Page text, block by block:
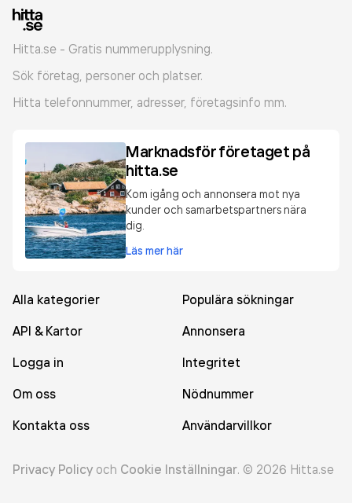
Hitta.se - Gratis nummerupplysning.
Sök företag, personer och platser.
Hitta telefonnummer, adresser, företagsinfo mm.
Marknadsför företaget på
hitta.se
Kom igång och annonsera mot nya
kunder och samarbetspartners nära
dig.
Läs mer här
Alla kategorier
Populära sökningar
API & Kartor
Annonsera
Logga in
Integritet
Om oss
Nödnummer
Kontakta oss
Användarvillkor
Privacy Policy och Cookie Inställningar. © 2026 Hitta.se